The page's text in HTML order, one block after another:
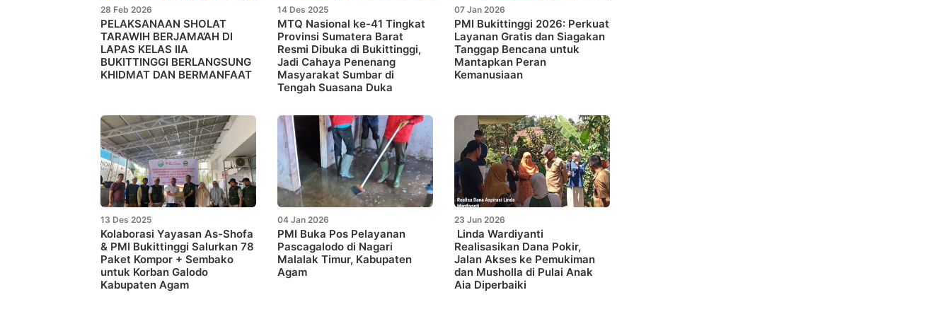
28 Feb 2026
PELAKSANAAN SHOLAT
TARAWIH BERJAMA’AH DI
LAPAS KELAS IIA
BUKITTINGGI BERLANGSUNG
KHIDMAT DAN BERMANFAAT
14 Des 2025
MTQ Nasional ke-41 Tingkat
Provinsi Sumatera Barat
Resmi Dibuka di Bukittinggi,
Jadi Cahaya Penenang
Masyarakat Sumbar di
Tengah Suasana Duka
07 Jan 2026
PMI Bukittinggi 2026: Perkuat
Layanan Gratis dan Siagakan
Tanggap Bencana untuk
Mantapkan Peran
Kemanusiaan
13 Des 2025
Kolaborasi Yayasan As-Shofa
& PMI Bukittinggi Salurkan 78
Paket Kompor + Sembako
untuk Korban Galodo
Kabupaten Agam
04 Jan 2026
PMI Buka Pos Pelayanan
Pascagalodo di Nagari
Malalak Timur, Kabupaten
Agam
23 Jun 2026
Linda Wardiyanti
Realisasikan Dana Pokir,
Jalan Akses ke Pemukiman
dan Musholla di Pulai Anak
Aia Diperbaiki